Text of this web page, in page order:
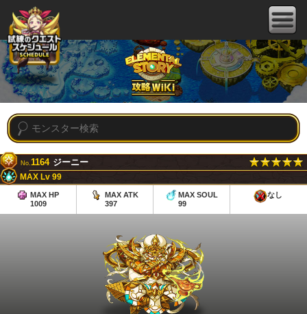
No.1164 ジーニー
MAX Lv 99
MAX HP
1009
MAX ATK
397
MAX SOUL
99
なし